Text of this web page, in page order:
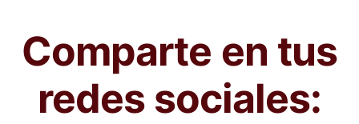
Comparte en tus
redes sociales: